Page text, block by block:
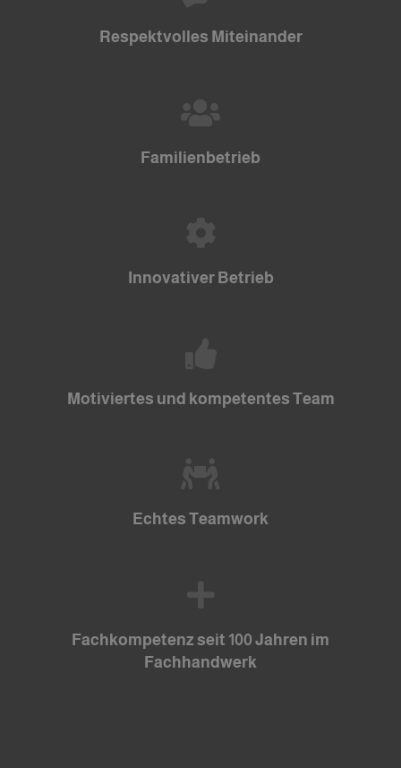
Respektvolles Miteinander
Familienbetrieb
Innovativer Betrieb
Motiviertes und kompetentes Team
Echtes Teamwork
Fachkompetenz seit 100 Jahren im
Fachhandwerk